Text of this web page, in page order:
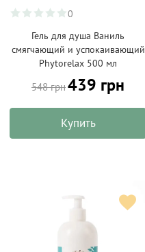
0
Гель для душа Ваниль
смягчающий и успокаивающий
Phytorelax 500 мл
548 грн439 грн
Купить